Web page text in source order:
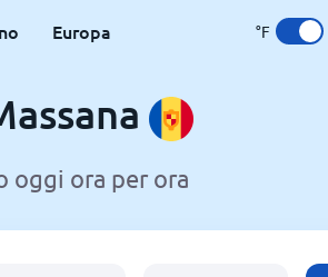
Europa °F
oggi ora per ora